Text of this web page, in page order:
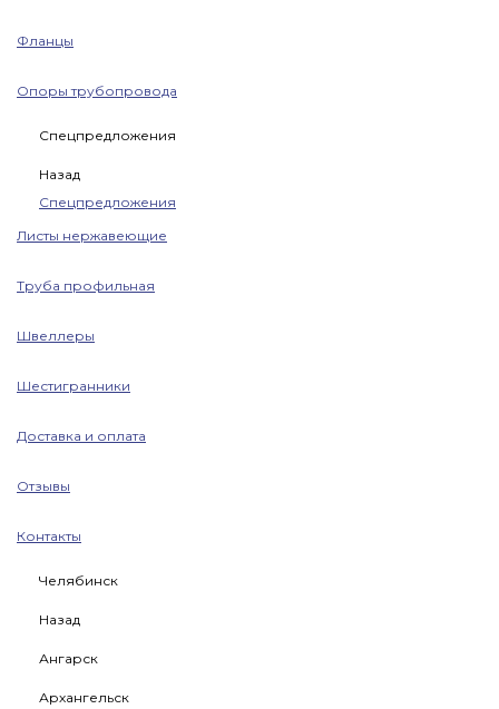
Фланцы
Опоры трубопровода
Спецпредложения
Назад
Спецпредложения
Листы нержавеющие
Труба профильная
Швеллеры
Шестигранники
Доставка и оплата
Отзывы
Контакты
Челябинск
Назад
Ангарск
Архангельск